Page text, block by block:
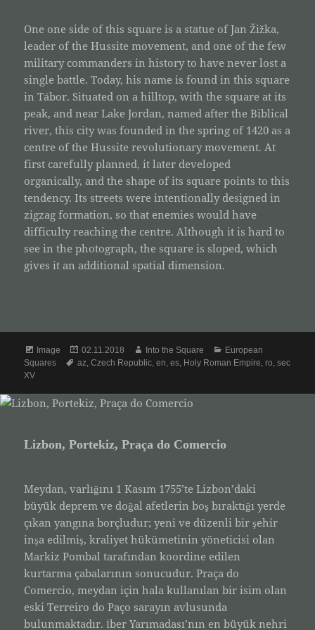
One one side of this square is a statue of Jan Žižka,
leader of the Hussite movement, and one of the few
military commanders in history to have never lost a
single battle. Today, his name is found in this square
in Tábor. Situated on a hilltop, with the square at its
peak, and near Lake Jordan, named after the Biblical
river, this city was founded in the spring of 1420 as a
centre of the Hussite revolutionary movement. At
first carefully planned, it later developed
organically, and the shape of its square points to this
tendency. Its streets were intentionally designed in
zigzag formation, so that enemies would have
difficulty reaching the centre. Although it is hard to
see in the photograph, the square is sloped, which
gives it an additional spatial dimension.
Format
Image
Posted
on
02.11.2018 Author
Into the Square Categories
European
Squares
Tags
az,Czech Republic,en,es, Holy Roman Empire, ro,sec
XV
Lizbon, Portekiz, Praça do Comercio
Meydan, varlığını 1 Kasım 1755’te Lizbon’daki
büyük deprem ve doğal afetlerin boş bıraktığı yerde
çıkan yangına borçludur; yeni ve düzenli bir şehir
inşa edilmiş, kraliyet hükümetinin yöneticisi olan
Markiz Pombal tarafından koordine edilen
kurtarma çabalarının sonucudur. Praça do
Comercio, meydan için hala kullanılan bir isim olan
eski Terreiro do Paço sarayın avlusunda
bulunmaktadır. İber Yarımadası’nın en büyük nehri